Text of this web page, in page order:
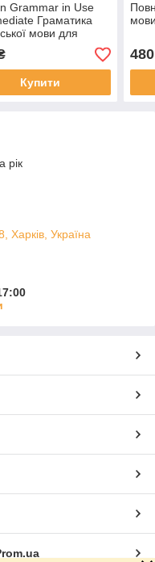
Grammar in Use
Граматика
мови для
Купити
480
рік
Харків, Україна